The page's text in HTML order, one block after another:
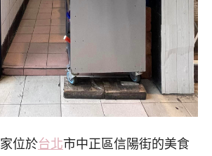
位於台北市中正區信陽街的美食